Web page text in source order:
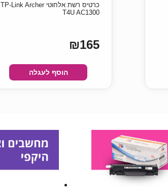
כרטיס רשת אלחוטי TP-Link Archer
T4U AC1300
₪165
הוסף לעגלה